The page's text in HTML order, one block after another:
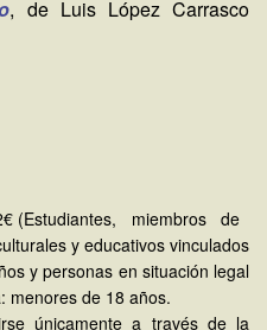
, de Luis López Carrasco
(Estudiantes, miembros de
y educativos vinculados
y personas en situación legal
menores de 18 años.
únicamente a través de la